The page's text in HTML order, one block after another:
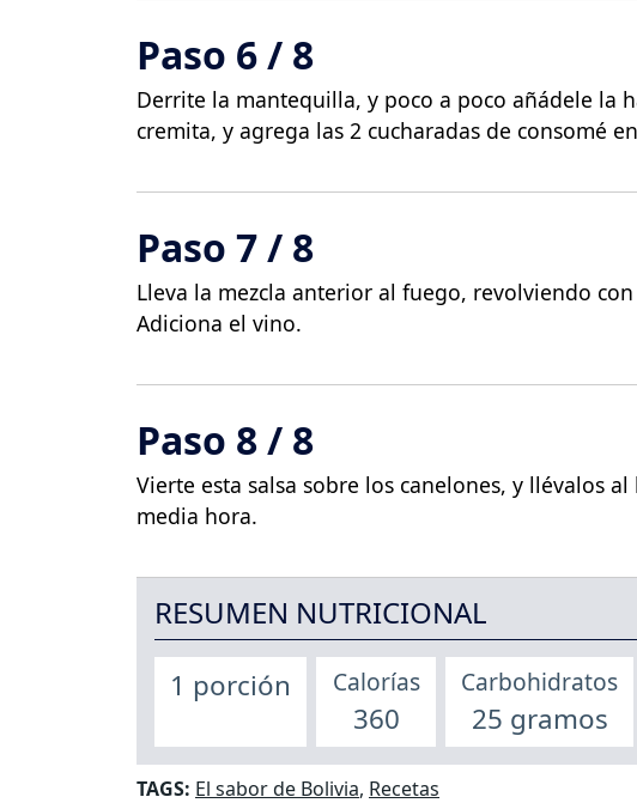
Paso 6 / 8
Derrite la mantequilla, y poco a poco añádele la
cremita, y agrega las 2 cucharadas de consomé
Paso 7 / 8
Lleva la mezcla anterior al fuego, revolviendo
Adiciona el vino.
Paso 8 / 8
Vierte esta salsa sobre los canelones, y llévalos
media hora.
RESUMEN NUTRICIONAL
1 porción Calorías
360
Carbohidratos
25 gramos
TAGS: El sabor de Bolivia, Recetas